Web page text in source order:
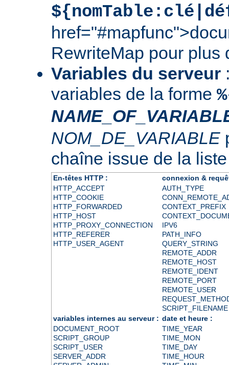
RewriteMap pour plus
Variables du serveur
variables de la forme
NOM_DE_VARIABLE
chaîne issue de la
En-têtes HTTP :
connexion &
HTTP_ACCEPT
HTTP_COOKIE
HTTP_FORWARDED
HTTP_HOST
HTTP_PROXY_CONNECTION
HTTP_REFERER
HTTP_USER_AGENT
AUTH_TYPE
CONTEXT_PREFIX
IPV6
PATH_INFO
QUERY_STRING
REMOTE_ADDR
REMOTE_HOST
REMOTE_IDENT
REMOTE_PORT
REMOTE_USER
SCRIPT_FILENAME
variables internes au serveur : date et heure :
DOCUMENT_ROOT
SCRIPT_GROUP
SCRIPT_USER
SERVER_ADDR
TIME_YEAR
TIME_MON
TIME_DAY
TIME_HOUR